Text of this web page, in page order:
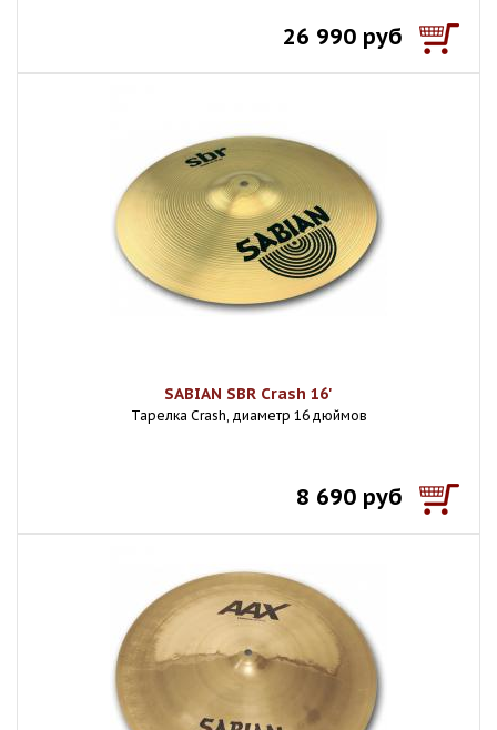
26 990 руб
SABIAN SBR Crash 16'
Тарелка Crash, диаметр 16 дюймов
8 690 руб